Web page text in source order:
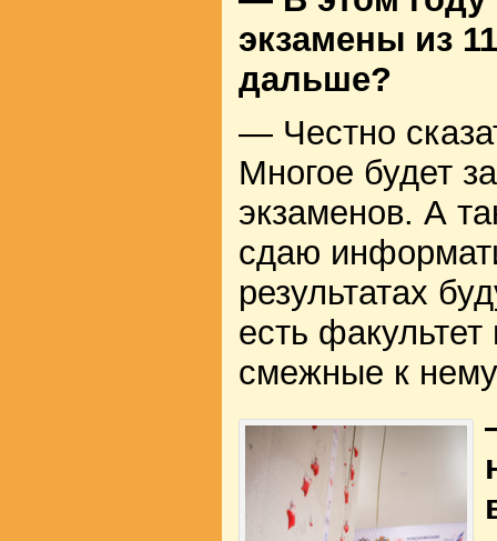
экзамены из
дальше?
— Честно
Многое будет
экзаменов. А
сдаю
результатах
есть
смежные к